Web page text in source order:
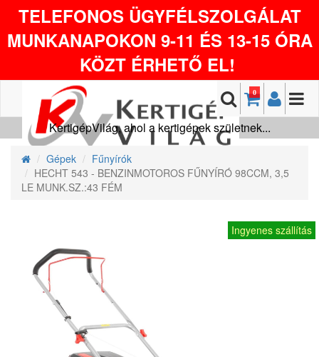
TELEFONOS ÜGYFÉLSZOLGÁLAT
MUNKANAPOKON 9-11 ÉS 13-15 ÓRA
KÖZT ÉRHETŐ EL!
0
KertigépVilág, ahol a kertigépek születnek...
Gépek
Fűnyírók
HECHT 543 - BENZINMOTOROS FŰNYÍRÓ 98CCM, 3,5
LE MUNK.SZ.:43 FÉM
Ingyenes szállítás